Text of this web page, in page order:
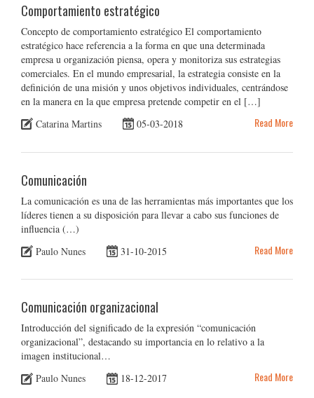
Comportamiento estratégico
Concepto de comportamiento estratégico El comportamiento
estratégico hace referencia a la forma en que una determinada
empresa u organización piensa, opera y monitoriza sus estrategias
comerciales. En el mundo empresarial, la estrategia consiste en la
definición de una misión y unos objetivos individuales, centrándose
en la manera en la que empresa pretende competir en el […]
Catarina Martins
05-03-2018 Read More
Comunicación
La comunicación es una de las herramientas más importantes que los
líderes tienen a su disposición para llevar a cabo sus funciones de
influencia (…)
Paulo Nunes
31-10-2015 Read More
Comunicación organizacional
Introducción del significado de la expresión “comunicación
organizacional”, destacando su importancia en lo relativo a la
imagen institucional…
Paulo Nunes
18-12-2017 Read More